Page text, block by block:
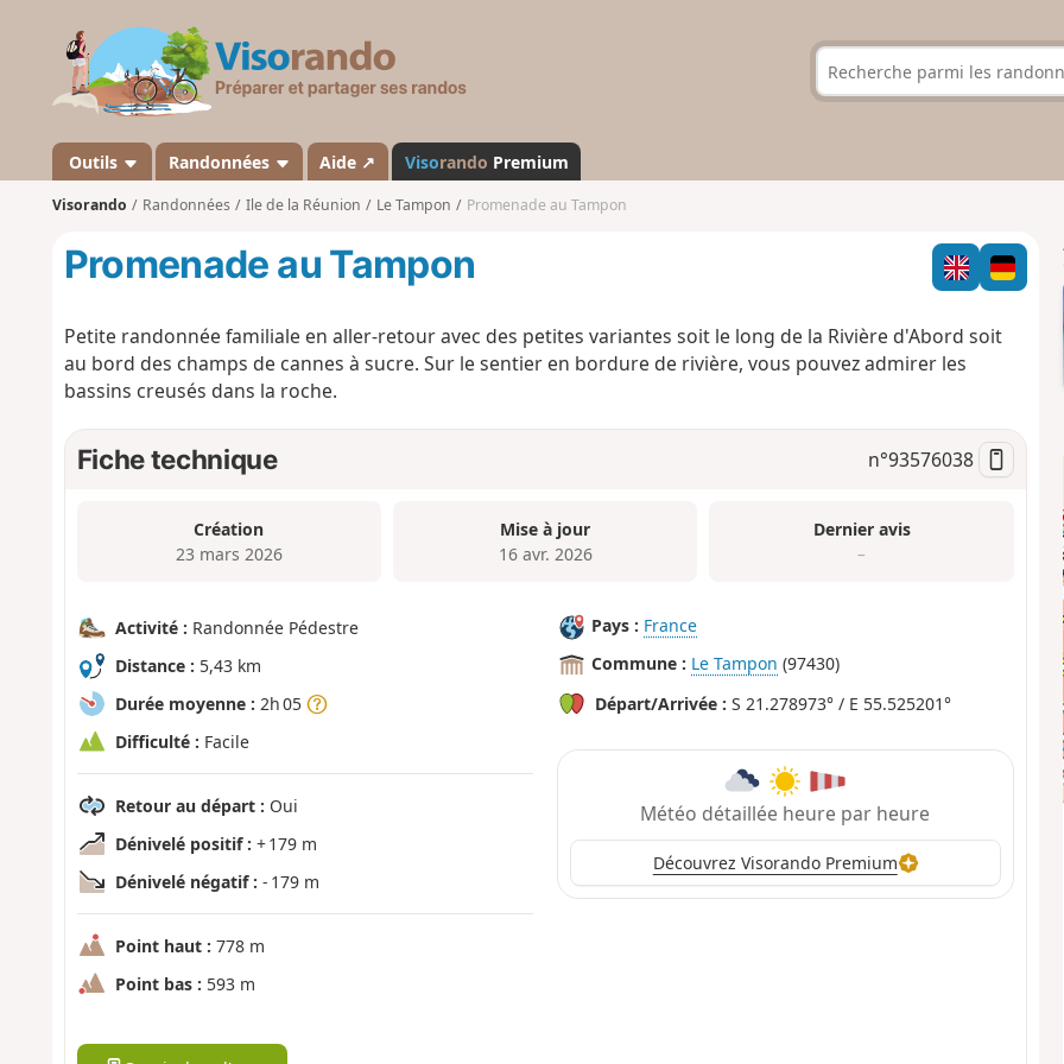
s
a
n
d
Outils Randonnées Aide ↗ Visorando Premium
Visorando Randonnées Ile de la Réunion Le Tampon Promenade au Tampon
Promenade au Tampon
Petite randonnée familiale en aller-retour avec des petites variantes soit le long de la Rivière d'Abord soit
au bord des champs de cannes à sucre. Sur le sentier en bordure de rivière, vous pouvez admirer les
bassins creusés dans la roche.
Fiche technique n°93576038
Création
23 mars 2026
Mise à jour
16 avr. 2026
Dernier avis
–
Activité : Randonnée Pédestre
Distance : 5,43 km
Durée moyenne : 2h 05
Difficulté : Facile
Retour au départ : Oui
Dénivelé positif : + 179 m
Dénivelé négatif : - 179 m
Point haut : 778 m
Point bas : 593 m
Pays : France
Commune : Le Tampon (97430)
Départ/Arrivée : S 21.278973° / E 55.525201°
Météo détaillée heure par heure
Découvrez Visorando Premium